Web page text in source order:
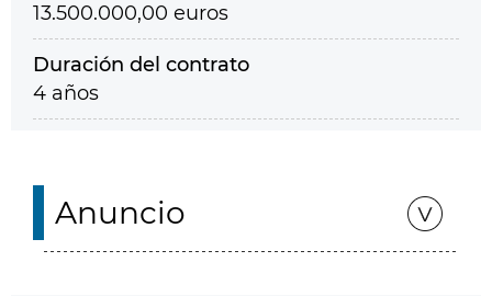
13.500.000,00 euros
Duración del contrato
4 años
Anuncio